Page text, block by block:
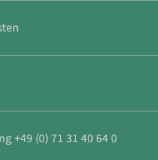
+49 (0) 71 31 40 64 0